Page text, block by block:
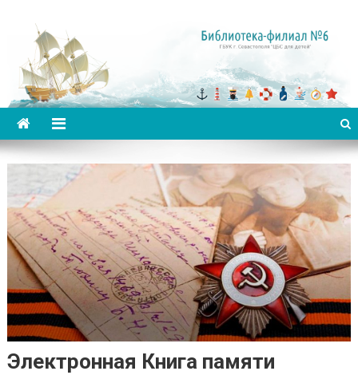
Библиотека-филиал №6 для
детей
Электронная Книга памяти